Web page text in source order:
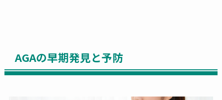
AGAの早期発見と予防